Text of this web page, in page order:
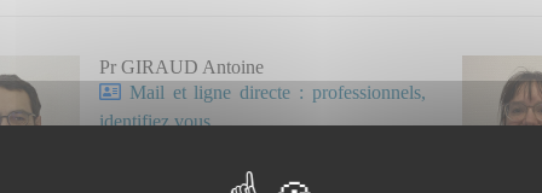
Pr GIRAUD Antoine
Mail et ligne directe : professionnels,
identifiez vous.